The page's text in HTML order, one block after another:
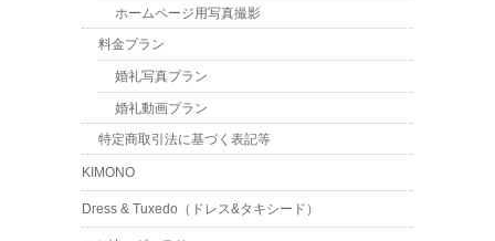
ホームページ用写真撮影
料金プラン
婚礼写真プラン
婚礼動画プラン
特定商取引法に基づく表記等
KIMONO
Dress & Tuxedo（ドレス&タキシード）